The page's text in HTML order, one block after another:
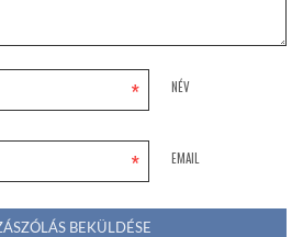
NÉV
*
EMAIL
*